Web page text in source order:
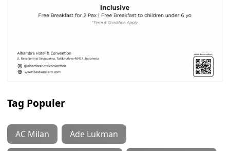
Tag Populer
AC Milan Ade Lukman